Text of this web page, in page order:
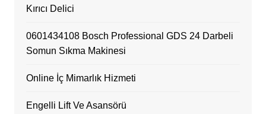
Kırıcı Delici
0601434108 Bosch Professional GDS 24 Darbeli
Somun Sıkma Makinesi
Online İç Mimarlık Hizmeti
Engelli Lift Ve Asansörü